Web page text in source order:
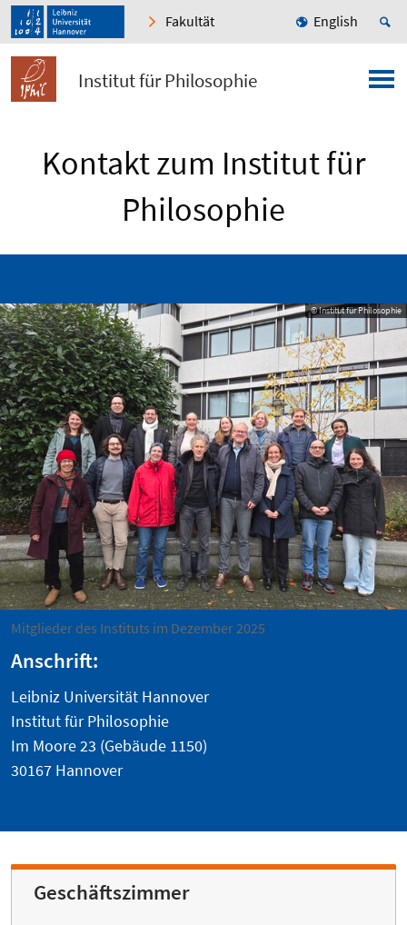
Fakultät English
Institut für Philosophie
Kontakt zum Institut für
Philosophie
© Institut für Philosophie
Mitglieder des Instituts im Dezember 2025
Anschrift:
Leibniz Universität Hannover
Institut für Philosophie
Im Moore 23 (Gebäude 1150)
30167 Hannover
Geschäftszimmer